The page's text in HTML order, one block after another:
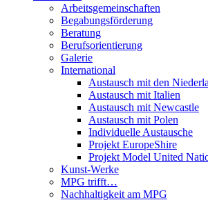
Arbeitsgemeinschaften
Begabungsförderung
Beratung
Berufsorientierung
Galerie
International
Austausch mit den
Austausch mit Italien
Austausch mit Newcastle
Austausch mit Polen
Individuelle Austausche
Projekt EuropeShire
Projekt Model United
Kunst-Werke
MPG trifft…
Nachhaltigkeit am MPG